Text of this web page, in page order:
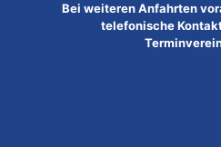
Bei weiteren Anfahrten
telefonische